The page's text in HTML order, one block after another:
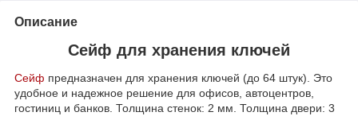
Описание
Сейф для хранения ключей
Сейф предназначен для хранения ключей (до 64 штук). Это
удобное и надежное решение для офисов, автоцентров,
гостиниц и банков. Толщина стенок: 2 мм. Толщина двери: 3